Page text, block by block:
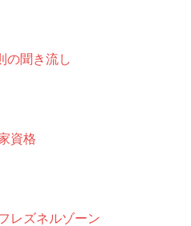
の聞き流し
資格
レズネルゾーン